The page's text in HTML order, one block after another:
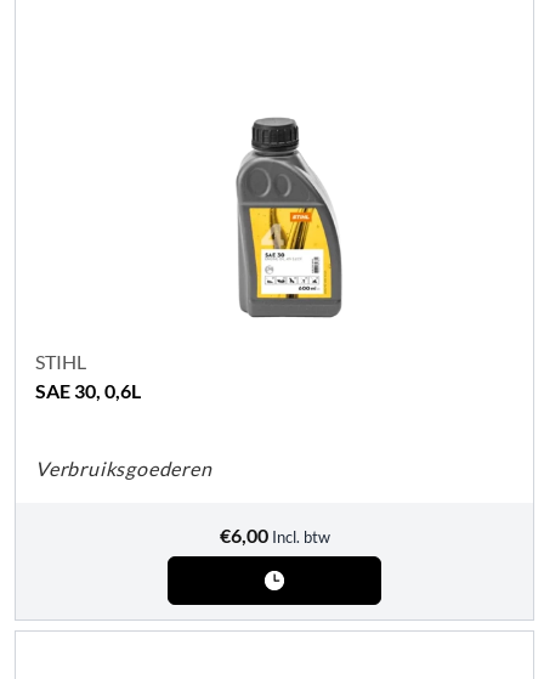
STIHL
SAE 30, 0,6L
Verbruiksgoederen
€6,00 Incl. btw